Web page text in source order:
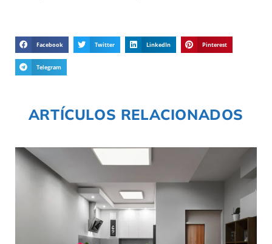
Facebook Twitter LinkedIn Pinterest
Telegram
ARTÍCULOS RELACIONADOS